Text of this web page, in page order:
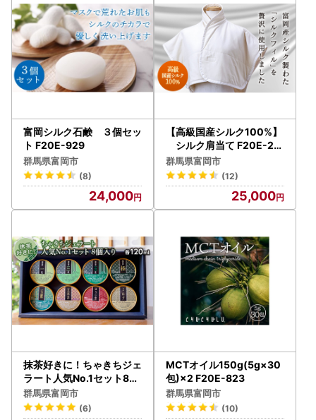
富岡シルク石鹸 ３個セッ
ト F20E-929
群馬県富岡市
(8)
24,000
【高級国産シルク100%】
シルク肩当て F20E-28
2
群馬県富岡市
(12)
25,000
抹茶好きに！ちゃきちジェ
ラート人気No.1セット8個
入り F20E-690
群馬県富岡市
(6)
MCTオイル150g(5g×30
包)×2 F20E-823
群馬県富岡市
(10)